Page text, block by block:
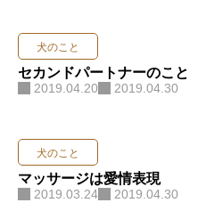
犬のこと
セカンドパートナーのこと
2019.04.20 2019.04.30
犬のこと
マッサージは愛情表現
2019.03.24 2019.04.30